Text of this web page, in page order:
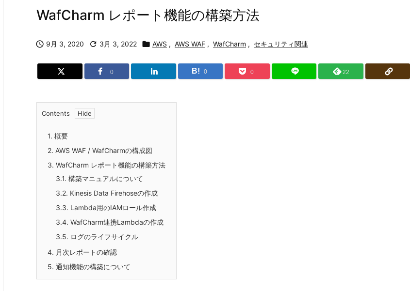
WafCharm レポート機能の構築方法
 9月 3, 2020  3月 3, 2022  AWS , AWS WAF , WafCharm , セキュリティ関連
0 B! 0 0 22
Contents
1. 概要
2. AWS WAF / WafCharmの構成図
3. WafCharm レポート機能の構築方法
3.1. 構築マニュアルについて
3.2. Kinesis Data Firehoseの作成
3.3. Lambda用のIAMロール作成
3.4. WafCharm連携Lambdaの作成
3.5. ログのライフサイクル
4. 月次レポートの確認
5. 通知機能の構築について